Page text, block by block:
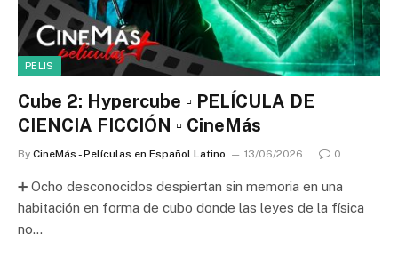
PELIS
Cube 2: Hypercube ▫️ PELÍCULA DE
CIENCIA FICCIÓN ▫️ CineMás
By CineMás - Películas en Español Latino 13/06/2026 0
➕ Ocho desconocidos despiertan sin memoria en una
habitación en forma de cubo donde las leyes de la física
no…